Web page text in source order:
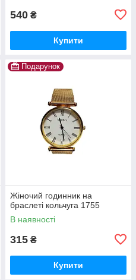
540 ₴
Купити
Подарунок
Жіночий годинник на
браслеті кольчуга 1755
В наявності
315 ₴
Купити